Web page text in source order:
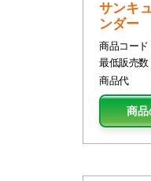
サンキ
ンダー
商品コード
最低販売数
商品代
商品